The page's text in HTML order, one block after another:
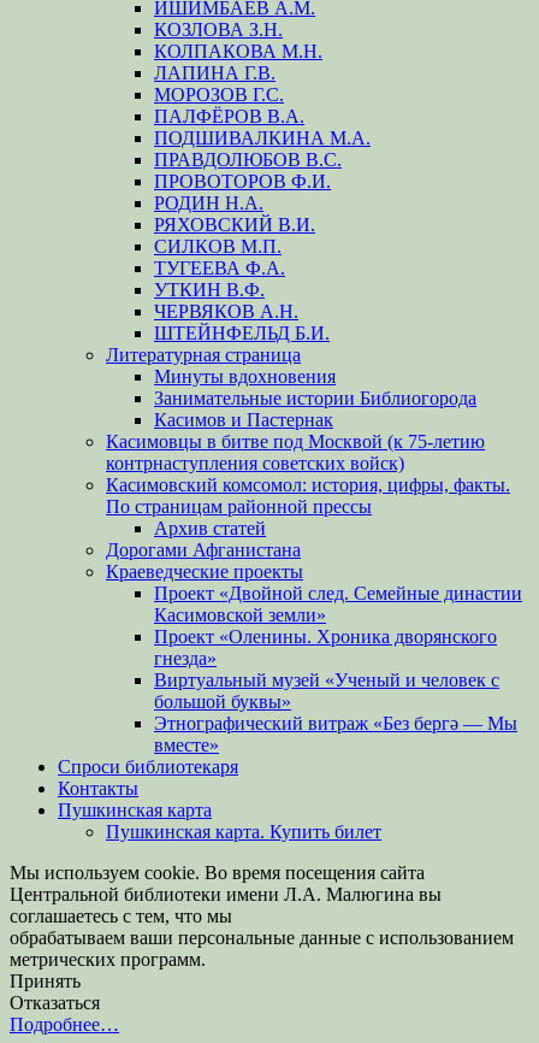
ИШИМБАЕВ А.М.
КОЗЛОВА З.Н.
КОЛПАКОВА М.Н.
ЛАПИНА Г.В.
МОРОЗОВ Г.С.
ПАЛФЁРОВ В.А.
ПОДШИВАЛКИНА М.А.
ПРАВДОЛЮБОВ В.С.
ПРОВОТОРОВ Ф.И.
РОДИН Н.А.
РЯХОВСКИЙ В.И.
СИЛКОВ М.П.
ТУГЕЕВА Ф.А.
УТКИН В.Ф.
ЧЕРВЯКОВ А.Н.
ШТЕЙНФЕЛЬД Б.И.
Литературная страница
Минуты вдохновения
Занимательные истории Библиогорода
Касимов и Пастернак
Касимовцы в битве под Москвой (к 75-летию
контрнаступления советских войск)
Касимовский комсомол: история, цифры, факты.
По страницам районной прессы
Архив статей
Дорогами Афганистана
Краеведческие проекты
Проект «Двойной след. Семейные династии
Касимовской земли»
Проект «Оленины. Хроника дворянского
гнезда»
Виртуальный музей «Ученый и человек с
большой буквы»
Этнографический витраж «Без бергə — Мы
вместе»
Спроси библиотекаря
Контакты
Пушкинская карта
Пушкинская карта. Купить билет
Мы используем cookie. Во время посещения сайта
Центральной библиотеки имени Л.А. Малюгина вы
соглашаетесь с тем, что мы
обрабатываем ваши персональные данные с использованием
метрических программ.
Принять
Отказаться
Подробнее…